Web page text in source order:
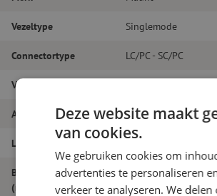
Vezeltype Singlemode
Connectortype LC/PC - SC/PC
Vezelsoort
Aantal vezels Simplex
Lengte 5m
Buitendiameter
(mm)
1.8
Deze website maakt
van cookies.
We gebruiken cookies om
advertenties te personaliseren
verkeer te analyseren. We delen